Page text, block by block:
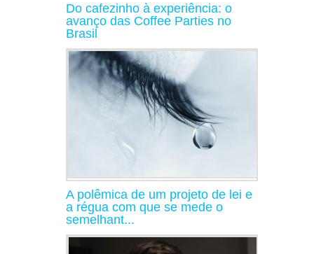
Do cafezinho à experiência: o
avanço das Coffee Parties no
Brasil
A polêmica de um projeto de lei e
a régua com que se mede o
semelhant...